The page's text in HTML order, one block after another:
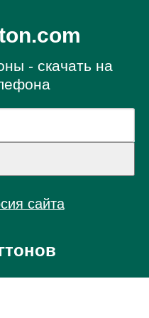
- скачать на
сайта